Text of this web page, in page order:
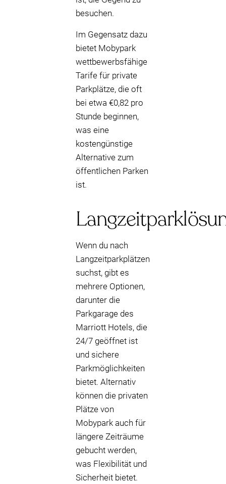
besuchen.
Im Gegensatz dazu
bietet Mobypark
wettbewerbsfähige
Tarife für private
Parkplätze, die oft
bei etwa €0,82 pro
Stunde beginnen,
was eine
kostengünstige
Alternative zum
öffentlichen Parken
ist.
Wenn du nach
Langzeitparkplätzen
suchst, gibt es
mehrere Optionen,
darunter die
Parkgarage des
Marriott Hotels, die
24/7 geöffnet ist
und sichere
Parkmöglichkeiten
bietet. Alternativ
können die privaten
Plätze von
Mobypark auch für
längere Zeiträume
gebucht werden,
was Flexibilität und
Sicherheit bietet.